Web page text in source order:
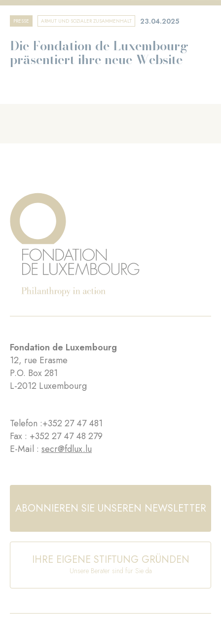
PRESSE ARMUT UND SOZIALER ZUSAMMENHALT 23.04.2025
Die Fondation de Luxembourg
präsentiert ihre neue Website
Fondation de Luxembourg
12, rue Erasme
P.O. Box 281
L-2012 Luxembourg
Telefon :+352 27 47 481
Fax : +352 27 47 48 279
E-Mail : secr@fdlux.lu
ABONNIEREN SIE UNSEREN NEWSLETTER
IHRE EIGENE STIFTUNG GRÜNDEN
Unsere Berater sind für Sie da